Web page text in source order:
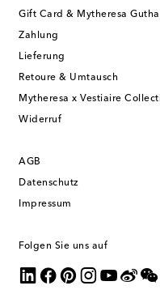
Gift Card & Mytheresa
Zahlung
Lieferung
Retoure & Umtausch
Mytheresa x Vestiaire
Widerruf
AGB
Datenschutz
Impressum
Folgen Sie uns auf